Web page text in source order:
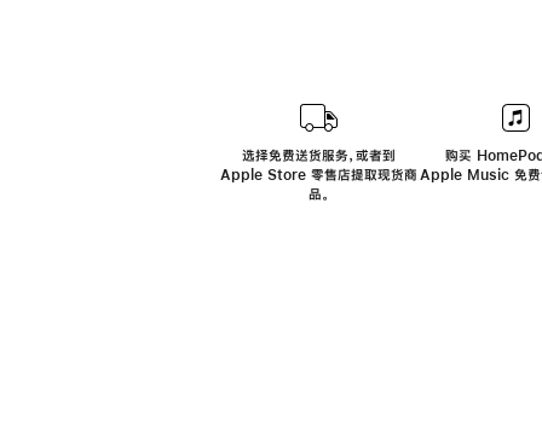
选择免费送货服务，或者到
Apple Store 零售店提取现货商
品。
购买
Apple Music 免费